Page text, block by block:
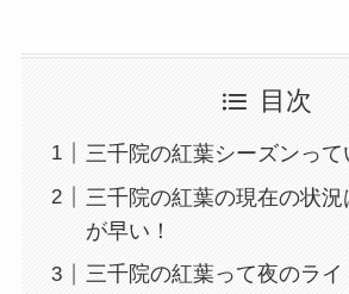
目次
三千院の紅葉シーズンって
三千院の紅葉の現在の状
が早い！
三千院の紅葉って夜のラ